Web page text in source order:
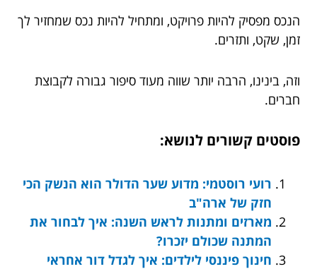
הנכס מפסיק להיות פרויקט, ומתחיל להיות נכס שמחזיר לך
זמן, שקט, ותזרים.
וזה, בינינו, הרבה יותר שווה מעוד סיפור גבורה לקבוצת
חברים.
פוסטים קשורים לנושא:
רועי רוסטמי: מדוע שער הדולר הוא הנשק הכי
חזק של ארה"ב
מארזים ומתנות לראש השנה: איך לבחור את
המתנה שכולם יזכרו?
חינוך פיננסי לילדים: איך לגדל דור אחראי